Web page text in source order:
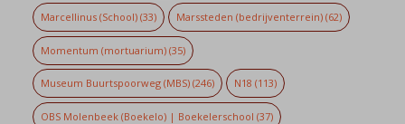
Marcellinus (School)(33) Marssteden (bedrijventerrein) (62)
Momentum (mortuarium)(35)
Museum Buurtspoorweg (MBS)(246) N18 (113)
OBS Molenbeek (Boekelo) | Boekelerschool (37)